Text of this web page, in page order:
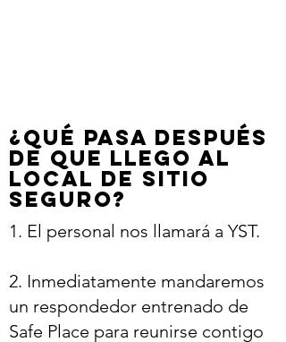
¿Qué pasa después
de que llego al
local de Sitio
Seguro?
1. El personal nos llamará a YST.
2. Inmediatamente mandaremos
un respondedor entrenado de
Safe Place para reunirse contigo